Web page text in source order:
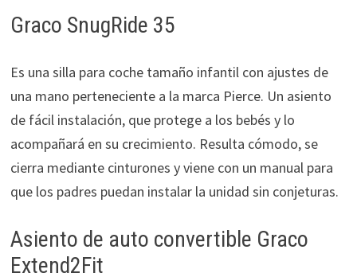
Graco SnugRide 35
Es una silla para coche tamaño infantil con ajustes de
una mano perteneciente a la marca Pierce. Un asiento
de fácil instalación, que protege a los bebés y lo
acompañará en su crecimiento. Resulta cómodo, se
cierra mediante cinturones y viene con un manual para
que los padres puedan instalar la unidad sin conjeturas.
Asiento de auto convertible Graco
Extend2Fit